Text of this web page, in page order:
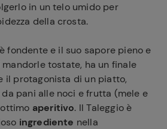
in un telo umido per
della crosta.
fondente e il suo sapore pieno e
tostate, ha un finale
il protagonista di un piatto,
pani alle noci e frutta (mele e
aperitivo. Il Taleggio è
ingrediente nella